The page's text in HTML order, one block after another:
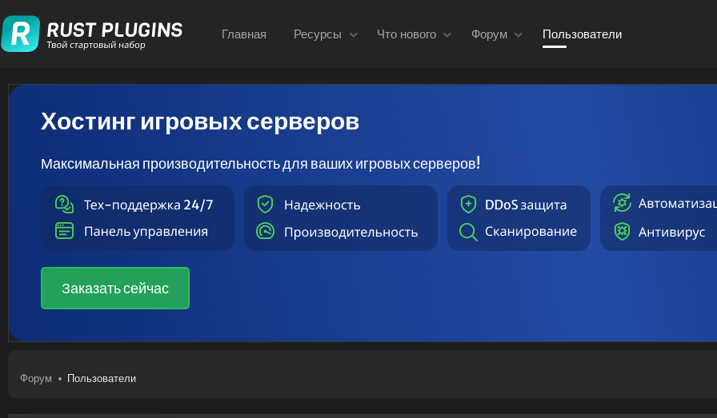
Главная Ресурсы Что нового Форум Пользователи
Хостинг игровых серверов
Максимальная производительность для ваших игровых серверов!
Заказать сейчас
Форум Пользователи